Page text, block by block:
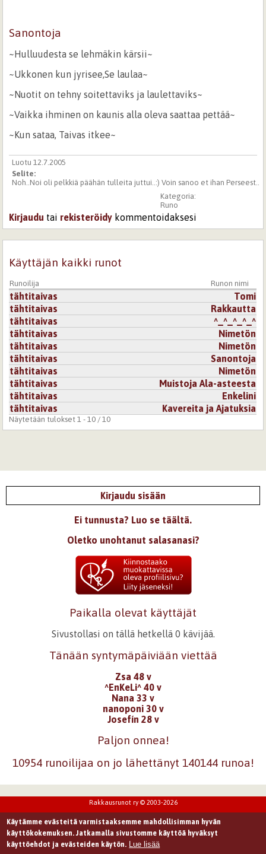
Sanontoja
~Hulluudesta se lehmäkin kärsii~
~Ukkonen kun jyrisee,Se laulaa~
~Nuotit on tehny soitettaviks ja laulettaviks~
~Vaikka ihminen on kaunis alla oleva saattaa pettää~
~Kun sataa, Taivas itkee~
Luotu 12.7.2005
Selite:
Noh..Noi oli pelkkiä päähän tulleita juttui..:) Voin sanoo et ihan Perseest..
Kategoria:
Runo
Kirjaudu tai rekisteröidy kommentoidaksesi
Käyttäjän kaikki runot
Runoilija Runon nimi
tähtitaivas
Tomi
tähtitaivas
Rakkautta
tähtitaivas
^_^_^_^_^
tähtitaivas
Nimetön
tähtitaivas
Nimetön
tähtitaivas
Sanontoja
tähtitaivas
Nimetön
tähtitaivas
Muistoja Ala-asteesta
tähtitaivas
Enkelini
tähtitaivas
Kavereita ja Ajatuksia
Näytetään tulokset 1 - 10 / 10
Kirjaudu sisään
Ei tunnusta? Luo se täältä.
Oletko unohtanut salasanasi?
Paikalla olevat käyttäjät
Sivustollasi on tällä hetkellä 0 kävijää.
Tänään syntymäpäiviään viettää
Zsa 48 v
^EnKeLi^ 40 v
Nana 33 v
nanoponi 30 v
Josefín 28 v
Paljon onnea!
10954 runoilijaa on jo lähettänyt 140144 runoa!
Rakkausrunot ry © 2003-2026
Käytämme evästeitä varmistaaksemme mahdollisimman hyvän
käyttökokemuksen. Jatkamalla sivustomme käyttöä hyväksyt
käyttöehdot ja evästeiden käytön. Lue lisää